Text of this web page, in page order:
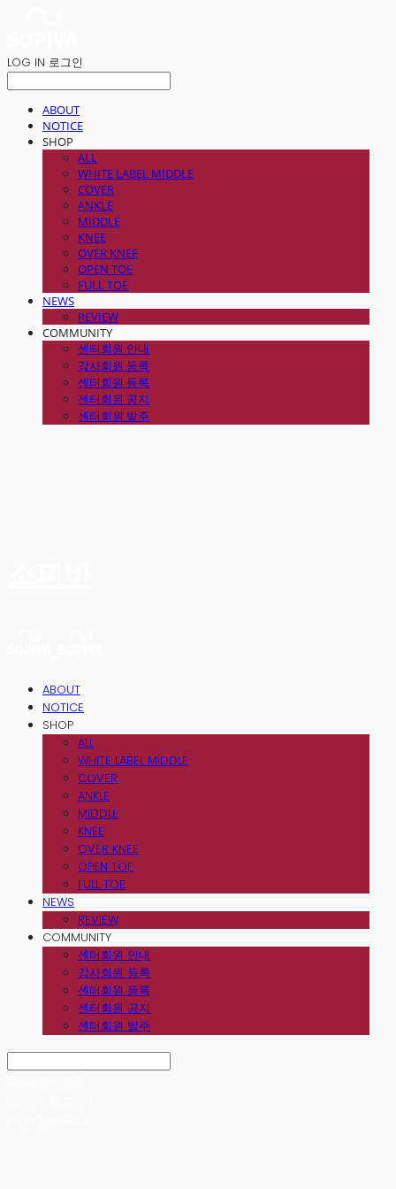
LOG IN 로그인
ABOUT
NOTICE
SHOP
ALL
WHITE LABEL MIDDLE
COVER
ANKLE
MIDDLE
KNEE
OVER KNEE
OPEN TOE
FULL TOE
NEWS
REVIEW
COMMUNITY
센터회원 안내
강사회원 등록
센터회원 등록
센터회원 공지
센터회원 발주
ABOUT
NOTICE
SHOP
ALL
WHITE LABEL MIDDLE
COVER
ANKLE
MIDDLE
KNEE
OVER KNEE
OPEN TOE
FULL TOE
NEWS
REVIEW
COMMUNITY
센터회원 안내
강사회원 등록
센터회원 등록
센터회원 공지
센터회원 발주